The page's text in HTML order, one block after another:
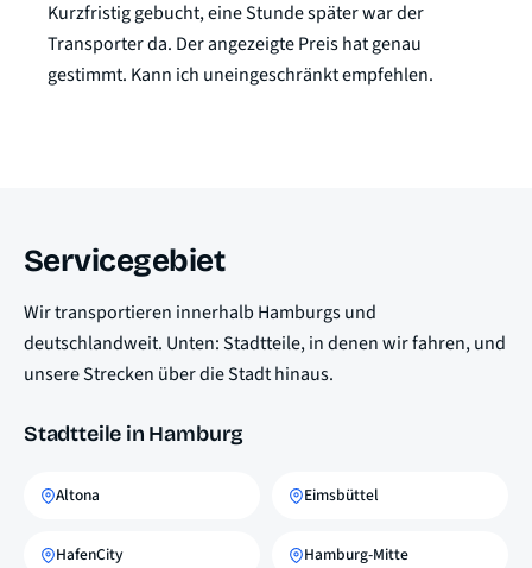
Kurzfristig gebucht, eine Stunde später war der
Transporter da. Der angezeigte Preis hat genau
gestimmt. Kann ich uneingeschränkt empfehlen.
Servicegebiet
Wir transportieren innerhalb Hamburgs und
deutschlandweit. Unten: Stadtteile, in denen wir fahren, und
unsere Strecken über die Stadt hinaus.
Stadtteile in Hamburg
Altona Eimsbüttel
HafenCity Hamburg-Mitte